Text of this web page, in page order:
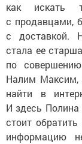
как искать
с продавцами,
с доставкой.
стала ее
по
Налим Максим,
найти в
И здесь
стоит
информацию